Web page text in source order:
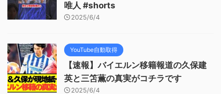
唯人 #shorts
2025/6/4
YouTube自動取得
【速報】バイエルン移籍報道の久保建
英と三笘薫の真実がコチラです
2025/6/4